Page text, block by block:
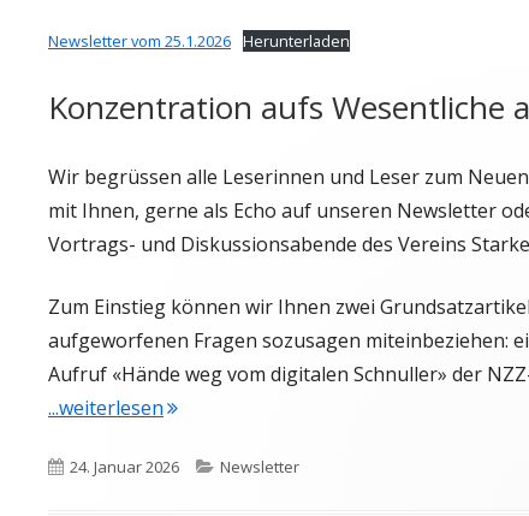
Newsletter vom 25.1.2026 Herunterladen
Konzentration aufs Wesentliche
Wir begrüssen alle Leserinnen und Leser zum
mit Ihnen, gerne als Echo auf unseren Newsletter
Vortrags- und Diskussionsabende des Vereins
Zum Einstieg können wir Ihnen zwei
aufgeworfenen Fragen sozusagen miteinbeziehen:
Aufruf «Hände weg vom digitalen Schnuller» der
...weiterlesen"Newsletter vom 25. Januar 2026"
Veröffentlicht
24. Januar 2026 Kategorien
Newsletter